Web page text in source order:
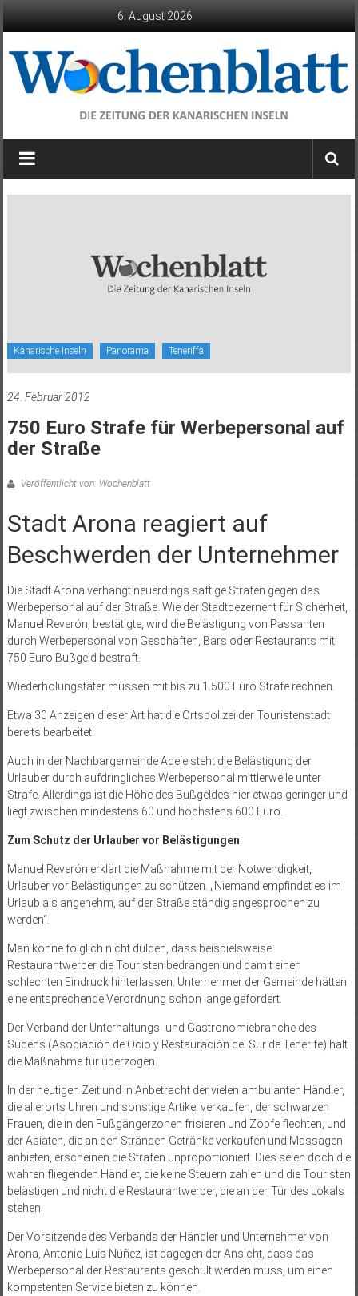
6. August 2026
Wochenblatt
die
Kanarische Inseln Panorama Teneriffa
24. Februar 2012
750 Euro Strafe für Werbepersonal auf
der Straße
Veröffentlicht von: Wochenblatt
Stadt Arona reagiert auf
Beschwerden der Unternehmer
Die Stadt Arona verhängt neuerdings saftige Strafen gegen das
Werbepersonal auf der Straße. Wie der Stadtdezernent für Sicherheit,
Manuel Reverón, bestätigte, wird die Belästigung von Passanten
durch Werbepersonal von Geschäften, Bars oder Restaurants mit
750 Euro Bußgeld bestraft.
Wiederholungstäter müssen mit bis zu 1.500 Euro Strafe rechnen.
Etwa 30 Anzeigen dieser Art hat die Ortspolizei der Touristenstadt
bereits bearbeitet.
Auch in der Nachbargemeinde Adeje steht die Belästigung der
Urlauber durch aufdringliches Werbepersonal mittlerweile unter
Strafe. Allerdings ist die Höhe des Bußgeldes hier etwas geringer und
liegt zwischen mindestens 60 und höchstens 600 Euro.
Zum Schutz der Urlauber vor Belästigungen
Manuel Reverón erklärt die Maßnahme mit der Notwendigkeit,
Urlauber vor Belästigungen zu schützen. „Niemand empfindet es im
Urlaub als angenehm, auf der Straße ständig angesprochen zu
werden“.
Man könne folglich nicht dulden, dass beispielsweise
Restaurantwerber die Touristen bedrängen und damit einen
schlechten Eindruck hinterlassen. Unternehmer der Gemeinde hätten
eine entsprechende Verordnung schon lange gefordert.
Der Verband der Unterhaltungs- und Gastronomiebranche des
Südens (Asociación de Ocio y Restauración del Sur de Tenerife) hält
die Maßnahme für überzogen.
In der heutigen Zeit und in Anbetracht der vielen ambulanten Händler,
die allerorts Uhren und sonstige Artikel verkaufen, der schwarzen
Frauen, die in den Fußgängerzonen frisieren und Zöpfe flechten, und
der Asiaten, die an den Stränden Getränke verkaufen und Massagen
anbieten, erscheinen die Strafen unproportioniert. Dies seien doch die
wahren fliegenden Händler, die keine Steuern zahlen und die Touristen
belästigen und nicht die Restaurantwerber, die an der Tür des Lokals
stehen.
Der Vorsitzende des Verbands der Händler und Unternehmer von
Arona, Antonio Luis Núñez, ist dagegen der Ansicht, dass das
Werbepersonal der Restaurants geschult werden muss, um einen
kompetenten Service bieten zu können.